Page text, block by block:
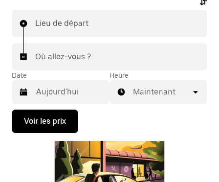
Lieu de départ
Où allez-vous ?
Date
Appuyez
la
Heure
Maintenant
Voir les prix